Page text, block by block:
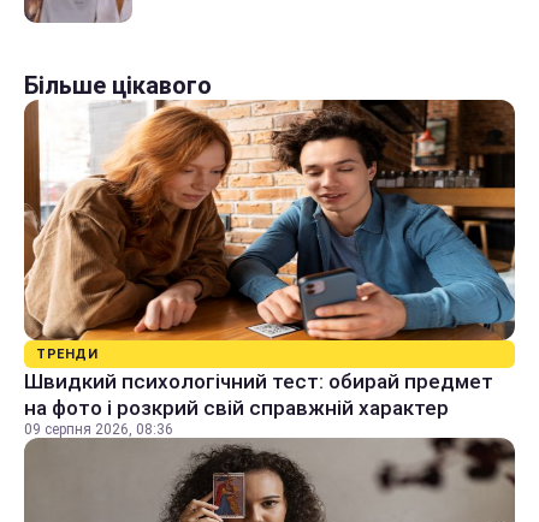
Більше цікавого
ТРЕНДИ
Швидкий психологічний тест: обирай предмет
на фото і розкрий свій справжній характер
09 серпня 2026, 08:36